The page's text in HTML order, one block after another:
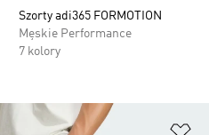
Szorty adi365 FORMOTION
Męskie Performance
7 kolory